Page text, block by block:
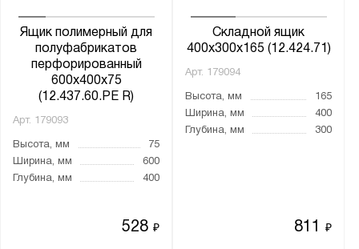
Ящик полимерный для
полуфабрикатов
перфорированный
600х400х75
(12.437.60.PE R)
Арт. 179093
Высота, мм
75
Ширина, мм
600
Глубина, мм
400
528₽
Складной ящик
400х300х165 (12.424.71)
Арт. 179094
Высота, мм
165
Ширина, мм
400
Глубина, мм
300
811₽